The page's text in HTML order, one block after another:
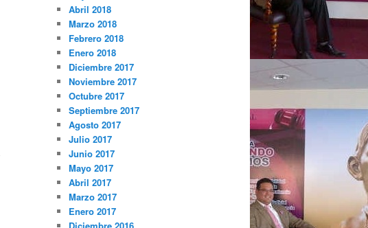
Abril 2018
Marzo 2018
Febrero 2018
Enero 2018
Diciembre 2017
Noviembre 2017
Octubre 2017
Septiembre 2017
Agosto 2017
Julio 2017
Junio 2017
Mayo 2017
Abril 2017
Marzo 2017
Enero 2017